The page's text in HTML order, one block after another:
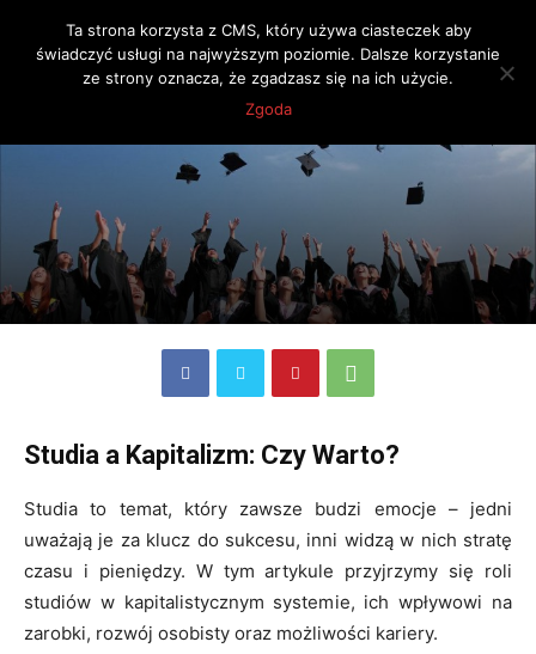
Strona główna Praca
Studia a Kapitalizm: Czy Warto?
Studia to temat, który zawsze budzi emocje – jedni
uważają je za klucz do sukcesu, inni widzą w nich stratę
czasu i pieniędzy. W tym artykule przyjrzymy się roli
studiów w kapitalistycznym systemie, ich wpływowi na
zarobki, rozwój osobisty oraz możliwości kariery.
Ta strona korzysta z CMS, który używa ciasteczek aby
świadczyć usługi na najwyższym poziomie. Dalsze korzystanie
ze strony oznacza, że zgadzasz się na ich użycie.
Zgoda